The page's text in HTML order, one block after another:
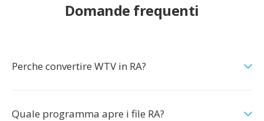
Domande frequenti
Perche convertire WTV in RA?
Quale programma apre i file RA?